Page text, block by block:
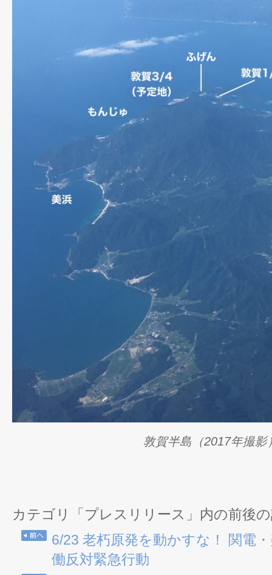
敦賀半島（2017年撮影
カテゴリ「プレスリリース」内の前後
6/23 老朽原発を動かすな！ 関電
働反対緊急行動